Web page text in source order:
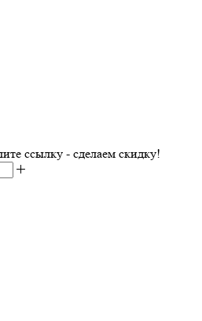
ссылку - сделаем скидку!